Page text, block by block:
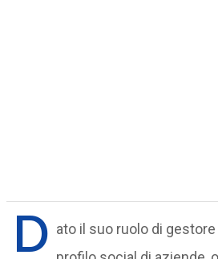
D ato il suo ruolo di